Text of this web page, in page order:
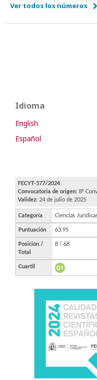
Ver todos los números
Idioma
English
Español